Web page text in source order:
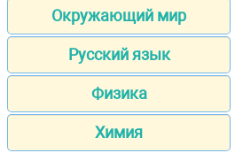
Окружающий мир
Русский язык
Физика
Химия